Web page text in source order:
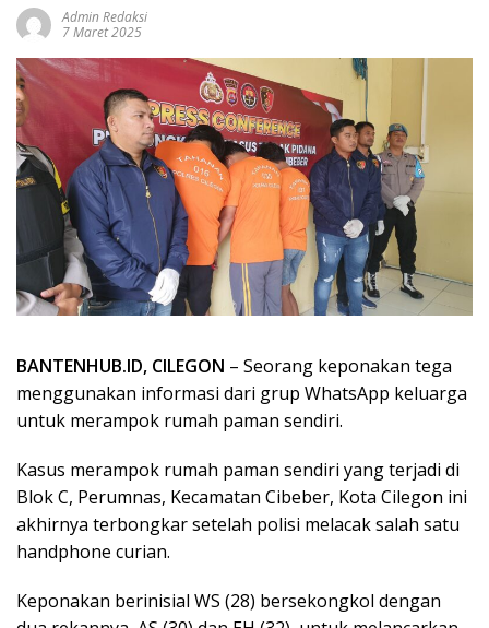
Admin Redaksi
7 Maret 2025
BANTENHUB.ID, CILEGON – Seorang keponakan tega
menggunakan informasi dari grup WhatsApp keluarga
untuk merampok rumah paman sendiri.
Kasus merampok rumah paman sendiri yang terjadi di
Blok C, Perumnas, Kecamatan Cibeber, Kota Cilegon ini
akhirnya terbongkar setelah polisi melacak salah satu
handphone curian.
Keponakan berinisial WS (28) bersekongkol dengan